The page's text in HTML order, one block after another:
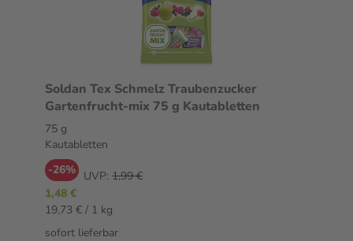
Soldan Tex Schmelz Traubenzucker
Gartenfrucht-mix 75 g Kautabletten
75 g
Kautabletten
-26% UVP: 1,99 €
1,48 €
19,73 € / 1 kg
sofort lieferbar